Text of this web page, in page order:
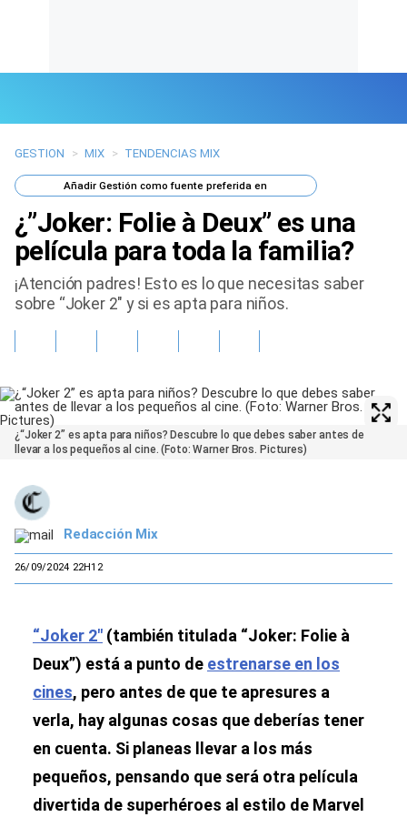
Últimas Noticias
Mi Bolsillo
Respuestas
Gente
Sports
GESTION > MIX > TENDENCIAS MIX
AñadirGestión como fuente preferida en
¿”Joker: Folie à Deux” es una
película para toda la familia?
¡Atención padres! Esto es lo que necesitas saber
sobre “Joker 2″ y si es apta para niños.
¿“Joker 2” es apta para niños? Descubre lo que debes saber antes de
llevar a los pequeños al cine. (Foto: Warner Bros. Pictures)
Redacción Mix
26/09/2024 22H12
“Joker 2″ (también titulada “Joker: Folie à
Deux”) está a punto de estrenarse en los
cines, pero antes de que te apresures a
verla, hay algunas cosas que deberías tener
en cuenta. Si planeas llevar a los más
pequeños, pensando que será otra película
divertida de superhéroes al estilo de Marvel